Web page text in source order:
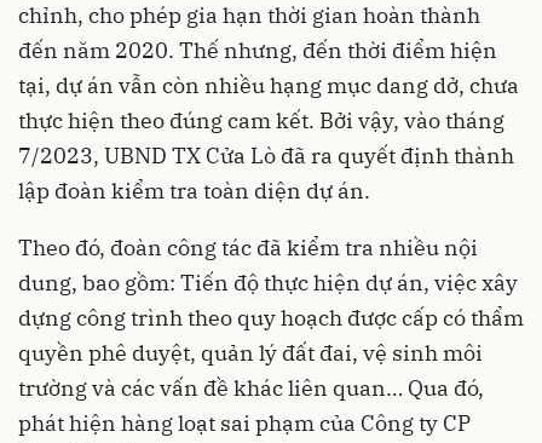
chỉnh, cho phép gia hạn thời gian hoàn thành
đến năm 2020. Thế nhưng, đến thời điểm hiện
tại, dự án vẫn còn nhiều hạng mục dang dở, chưa
thực hiện theo đúng cam kết. Bởi vậy, vào tháng
7/2023, UBND TX Cửa Lò đã ra quyết định thành
lập đoàn kiểm tra toàn diện dự án.
Theo đó, đoàn công tác đã kiểm tra nhiều nội
dung, bao gồm: Tiến độ thực hiện dự án, việc xây
dựng công trình theo quy hoạch được cấp có thẩm
quyền phê duyệt, quản lý đất đai, vệ sinh môi
trường và các vấn đề khác liên quan… Qua đó,
phát hiện hàng loạt sai phạm của Công ty CP